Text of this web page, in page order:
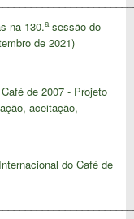
na 130.asessão do
de 2021)
de 2007 - Projeto
aceitação,
do Café de